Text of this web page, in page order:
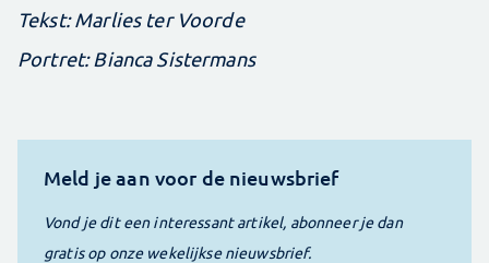
Tekst: Marlies ter Voorde
Portret: Bianca Sistermans
Meld je aan voor de nieuwsbrief
Vond je dit een interessant artikel, abonneer je dan
gratis op onze wekelijkse nieuwsbrief.